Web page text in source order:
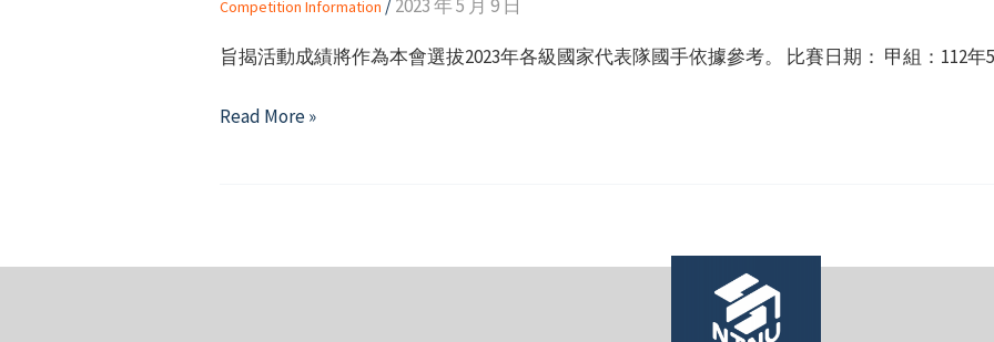
Competition Information /2023 年 5 月 9 日
旨揭活動成績將作為本會選拔2023年各級國家代表隊國手依據參考。 比賽日期： 甲組：112
112
全
Read More »